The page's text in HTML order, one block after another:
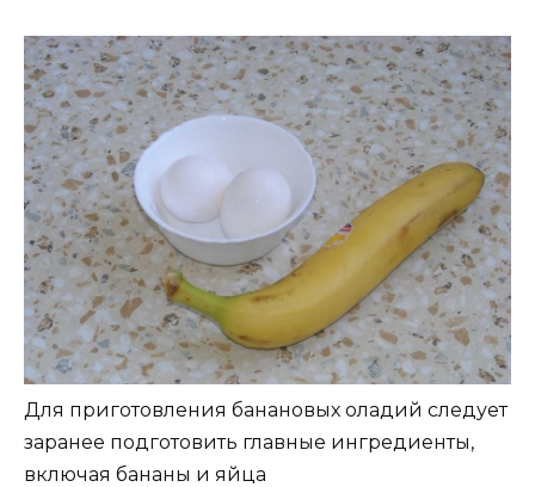
Для приготовления банановых оладий следует
заранее подготовить главные ингредиенты,
включая бананы и яйца